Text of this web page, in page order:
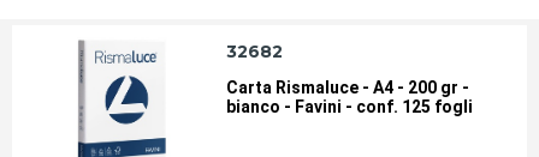
CARTA PER CONSEGNE DIRETTE CARTE EVENTI-INVITI
32682
Carta Rismaluce - A4 - 200 gr -
bianco - Favini - conf. 125 fogli